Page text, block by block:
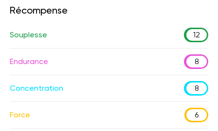
Récompense
Souplesse 12
Endurance 8
Concentration 8
Force 6